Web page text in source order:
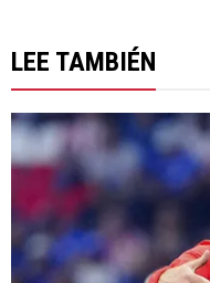
LEE TAMBIÉN